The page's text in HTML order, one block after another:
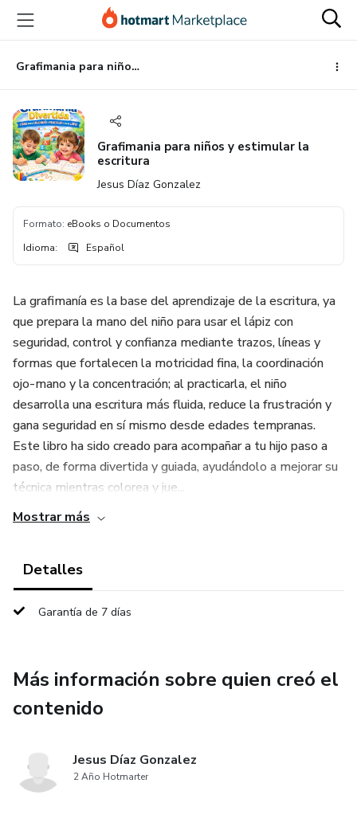
principal
página
de
página
Grafimania para niños y estimular la escritura
Grafimania para niños y estimular la
escritura
Jesus Díaz Gonzalez
Formato: eBooks o Documentos
Idioma: Español
La grafimanía es la base del aprendizaje de la escritura, ya
que prepara la mano del niño para usar el lápiz con
seguridad, control y confianza mediante trazos, líneas y
formas que fortalecen la motricidad fina, la coordinación
ojo-mano y la concentración; al practicarla, el niño
desarrolla una escritura más fluida, reduce la frustración y
gana seguridad en sí mismo desde edades tempranas.
Este libro ha sido creado para acompañar a tu hijo paso a
paso, de forma divertida y guiada, ayudándolo a mejorar su
técnica mientras colorea y jue...
Mostrar más
Detalles
Garantía de 7 días
Más información sobre quien creó el
contenido
Jesus Díaz Gonzalez
2 Año Hotmarter